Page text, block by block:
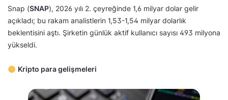
Snap (SNAP), 2026 yılı 2. çeyreğinde 1,6 milyar dolar gelir
açıkladı; bu rakam analistlerin 1,53-1,54 milyar dolarlık
beklentisini aştı. Şirketin günlük aktif kullanıcı sayısı 493 milyona
yükseldi.
Kripto para gelişmeleri